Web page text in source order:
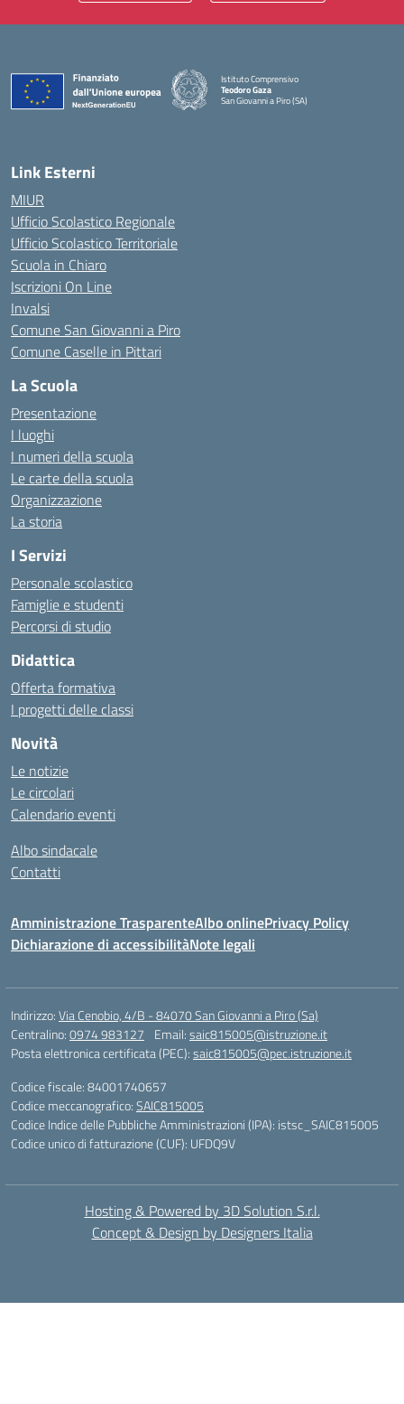
Istituto Comprensivo
Teodoro Gaza
San Giovanni a Piro (SA)
Link Esterni
MIUR
Ufficio Scolastico Regionale
Ufficio Scolastico Territoriale
Scuola in Chiaro
Iscrizioni On Line
Invalsi
Comune San Giovanni a Piro
Comune Caselle in Pittari
La Scuola
Presentazione
I luoghi
I numeri della scuola
Le carte della scuola
Organizzazione
La storia
I Servizi
Personale scolastico
Famiglie e studenti
Percorsi di studio
Didattica
Offerta formativa
I progetti delle classi
Novità
Le notizie
Le circolari
Calendario eventi
Albo sindacale
Contatti
Amministrazione TrasparenteAlbo onlinePrivacy Policy
Dichiarazione di accessibilitàNote legali
Indirizzo:Via Cenobio, 4/B - 84070 San Giovanni a Piro (Sa)
Centralino:0974 983127 Email:saic815005@istruzione.it
Posta elettronica certificata (PEC):saic815005@pec.istruzione.it
Codice fiscale: 84001740657
Codice meccanografico:SAIC815005
Codice Indice delle Pubbliche Amministrazioni (IPA): istsc_SAIC815005
Codice unico di fatturazione (CUF): UFDQ9V
Hosting & Powered by 3D Solution S.r.l.
Concept & Design by Designers Italia